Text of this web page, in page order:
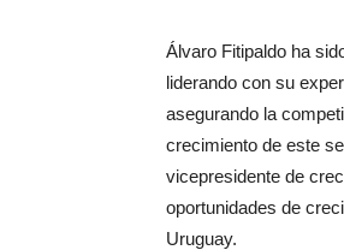
Álvaro Fitipaldo ha
liderando con su
asegurando la
crecimiento de este
vicepresidente de
oportunidades de
Uruguay.